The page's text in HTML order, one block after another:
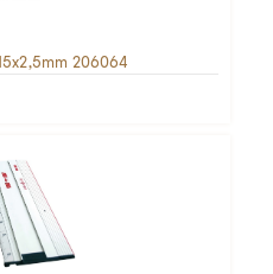
206064